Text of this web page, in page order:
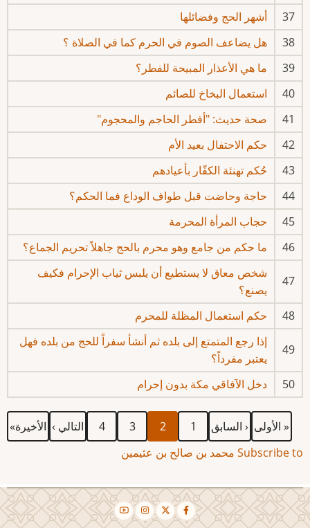
37
أشهر الحج وفضائلها
38
هل يضاعف الصوم في الحرم كما في الصلاة ؟
39
ما هي الأعذار المبيحة للفطر؟
40
استعمال البخاخ للصائم
41
صحة حديث: "أفطر الحاجم والمحجوم"
42
حكم الاحتفال بعيد الأم
43
حُكم تهنئة الكفّار بأعيادهم
44
حاجة وحاضت قبل طواف الوداع فما الحكم؟
45
حجاب المرأة المحرمة
46
ما حكم من جامع وهو محرم بالحج جاهلاً تحريم الجماع؟
47
شخص معاق لا يستطيع أن يلبس ثياب الإحرام فكيف
يصنع؟
48
حكم استعمال المظلة للمحرم
49
إذا رجع المتمتع إلى بلده ثم أنشأ سفراً للحج من بلده فهل
يعتبر مفرداً؟
50
دخل الآفاقي مكة بدون إحرام
Pagination
First
page
« الأولى
Previous
page
‹ السابق الصفحة
1
Current
page
2 الصفحة
3 الصفحة
4
Next
page
التالي › Last
page
الأخيرة»
Subscribe to محمد بن صالح بن عثيمين